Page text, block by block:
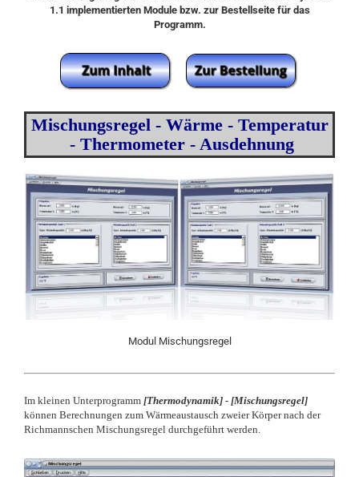
1.1 implementierten Module bzw. zur Bestellseite für das
Programm.
Mischungsregel - Wärme - Temperatur
- Thermometer - Ausdehnung
Modul Mischungsregel
Im kleinen Unterprogramm [Thermodynamik] - [Mischungsregel]
können Berechnungen zum Wärmeaustausch zweier Körper nach der
Richmannschen Mischungsregel durchgeführt werden.